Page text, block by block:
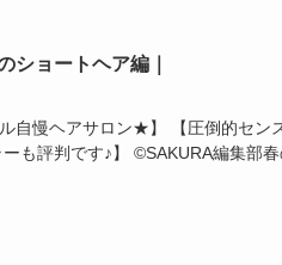
ショートヘア編｜
自慢ヘアサロン★】 【圧倒的セン
も評判です♪】 ©️SAKURA編集部